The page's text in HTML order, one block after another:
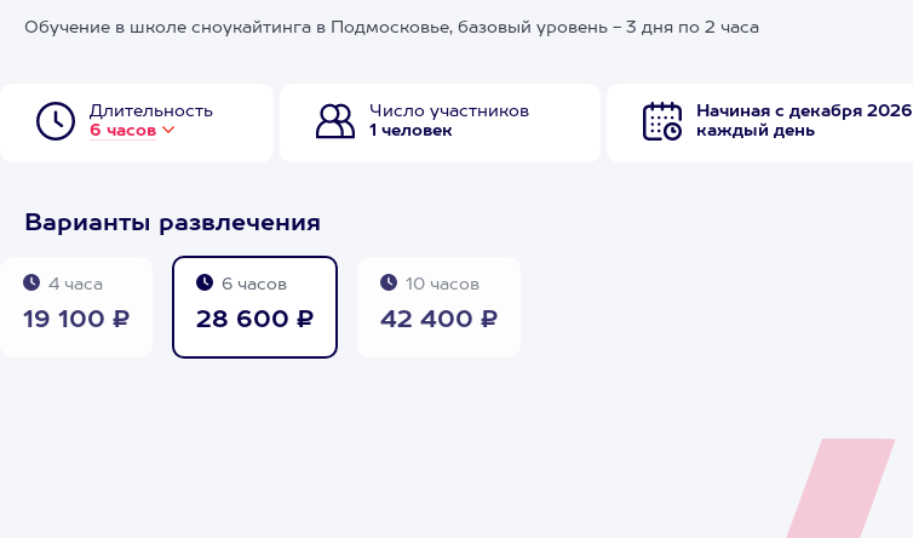
Обучение в школе сноукайтинга в Подмосковье, базовый уровень - 3 дня по 2 часа
Длительность
6 часов
Число участников
1 человек
Начиная с декабря 2026
каждый день
Варианты развлечения
4 часа
19 100 ₽
6 часов
28 600 ₽
10 часов
42 400 ₽